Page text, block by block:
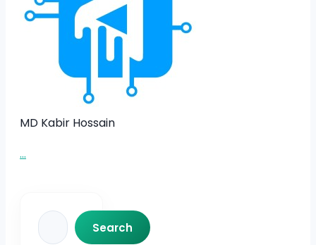
MD Kabir Hossain
...
Search
Search